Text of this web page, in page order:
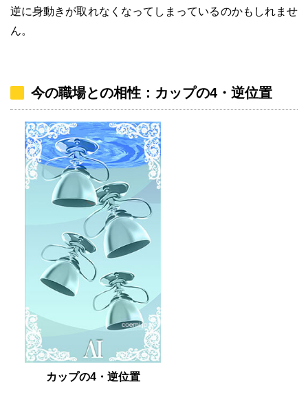
逆に身動きが取れなくなってしまっているのかもしれませ
ん。
今の職場との相性：カップの4・逆位置
カップの4・逆位置